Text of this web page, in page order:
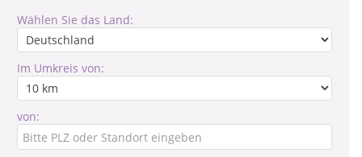
Wählen Sie das Land:
Im Umkreis von:
von: